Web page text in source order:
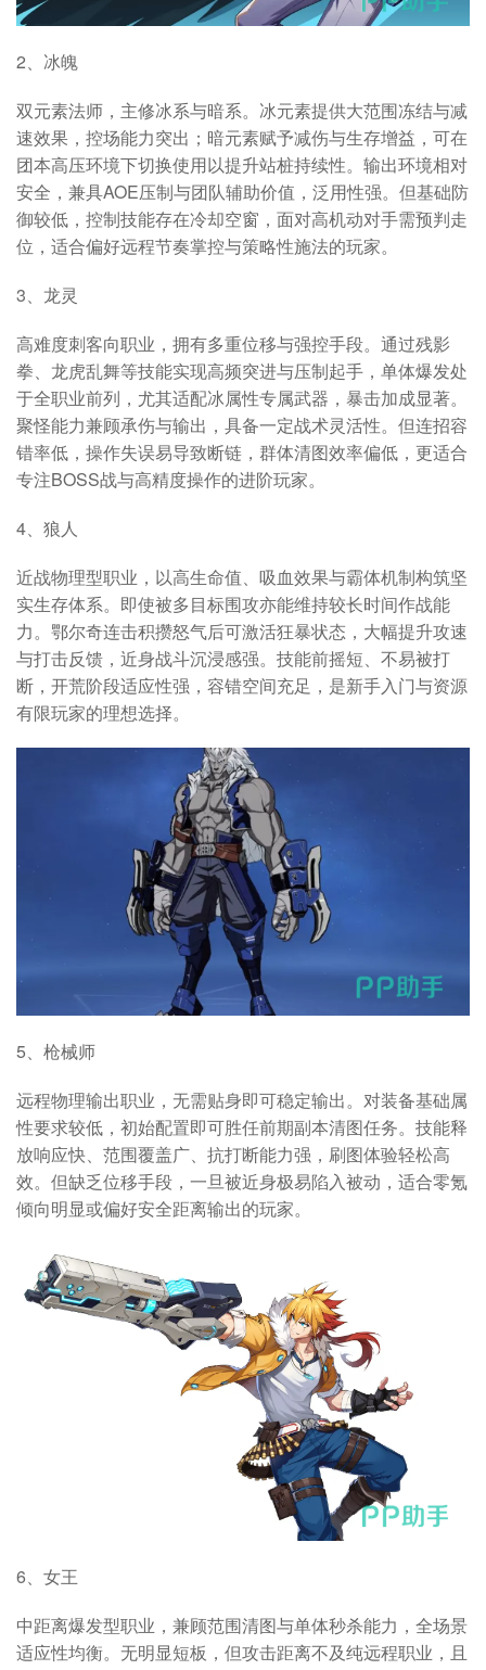
2、冰魄
双元素法师，主修冰系与暗系。冰元素提供大范围冻结与减
速效果，控场能力突出；暗元素赋予减伤与生存增益，可在
团本高压环境下切换使用以提升站桩持续性。输出环境相对
安全，兼具AOE压制与团队辅助价值，泛用性强。但基础防
御较低，控制技能存在冷却空窗，面对高机动对手需预判走
位，适合偏好远程节奏掌控与策略性施法的玩家。
3、龙灵
高难度刺客向职业，拥有多重位移与强控手段。通过残影
拳、龙虎乱舞等技能实现高频突进与压制起手，单体爆发处
于全职业前列，尤其适配冰属性专属武器，暴击加成显著。
聚怪能力兼顾承伤与输出，具备一定战术灵活性。但连招容
错率低，操作失误易导致断链，群体清图效率偏低，更适合
专注BOSS战与高精度操作的进阶玩家。
4、狼人
近战物理型职业，以高生命值、吸血效果与霸体机制构筑坚
实生存体系。即使被多目标围攻亦能维持较长时间作战能
力。鄂尔奇连击积攒怒气后可激活狂暴状态，大幅提升攻速
与打击反馈，近身战斗沉浸感强。技能前摇短、不易被打
断，开荒阶段适应性强，容错空间充足，是新手入门与资源
有限玩家的理想选择。
5、枪械师
远程物理输出职业，无需贴身即可稳定输出。对装备基础属
性要求较低，初始配置即可胜任前期副本清图任务。技能释
放响应快、范围覆盖广、抗打断能力强，刷图体验轻松高
效。但缺乏位移手段，一旦被近身极易陷入被动，适合零氪
倾向明显或偏好安全距离输出的玩家。
6、女王
中距离爆发型职业，兼顾范围清图与单体秒杀能力，全场景
适应性均衡。无明显短板，但攻击距离不及纯远程职业，且